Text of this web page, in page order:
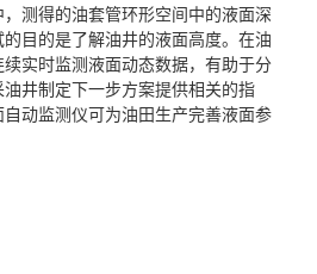
测得的油套管环形空间中的液面深
目的是了解油井的液面高度。在油
实时监测液面动态数据，有助于分
井制定下一步方案提供相关的指
动监测仪可为油田生产完善液面参